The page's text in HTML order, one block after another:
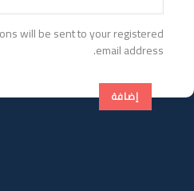
will be sent to your registered
email address.